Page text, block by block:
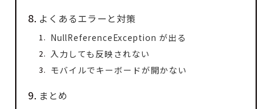
よくあるエラーと対策
NullReferenceException が出る
入力しても反映されない
モバイルでキーボードが開かない
まとめ